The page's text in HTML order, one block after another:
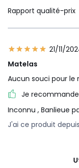
Rapport qualité-prix
21/11/
Matelas
Aucun souci pour le
Je
Inconnu , Banlieue
J'ai ce produit